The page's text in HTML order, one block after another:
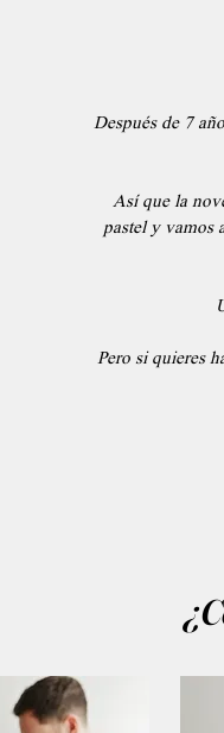
Después de 7
Así que la
pastel y vamos
Pero si quieres